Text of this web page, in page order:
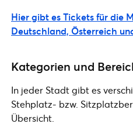
Hier gibt es Tickets für die
Deutschland, Österreich
Kategorien und
In jeder Stadt gibt es
Stehplatz- bzw.
Übersicht.